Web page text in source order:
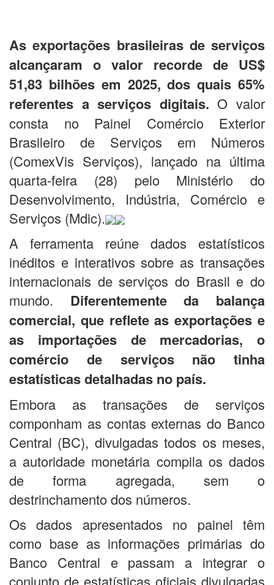
As exportações brasileiras de serviços
alcançaram o valor recorde de US$
51,83 bilhões em 2025, dos quais 65%
referentes a serviços digitais.O valor
consta no Painel Comércio Exterior
Brasileiro de Serviços em Números
(ComexVis Serviços), lançado na última
quarta-feira (28) pelo Ministério do
Desenvolvimento, Indústria, Comércio e
Serviços (Mdic).
A ferramenta reúne dados estatísticos
inéditos e interativos sobre as transações
internacionais de serviços do Brasil e do
mundo. Diferentemente da balança
comercial, que reflete as exportações e
as importações de mercadorias, o
comércio de serviços não tinha
estatísticas detalhadas no país.
Embora as transações de serviços
componham as contas externas do Banco
Central (BC), divulgadas todos os meses,
a autoridade monetária compila os dados
de forma agregada, sem o
destrinchamento dos números.
Os dados apresentados no painel têm
como base as informações primárias do
Banco Central e passam a integrar o
conjunto de estatísticas oficiais divulgadas